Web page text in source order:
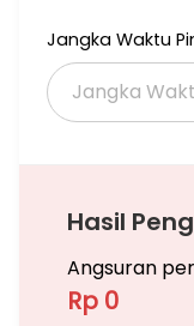
Jangka Waktu
Hasil
Angsuran
Rp 0